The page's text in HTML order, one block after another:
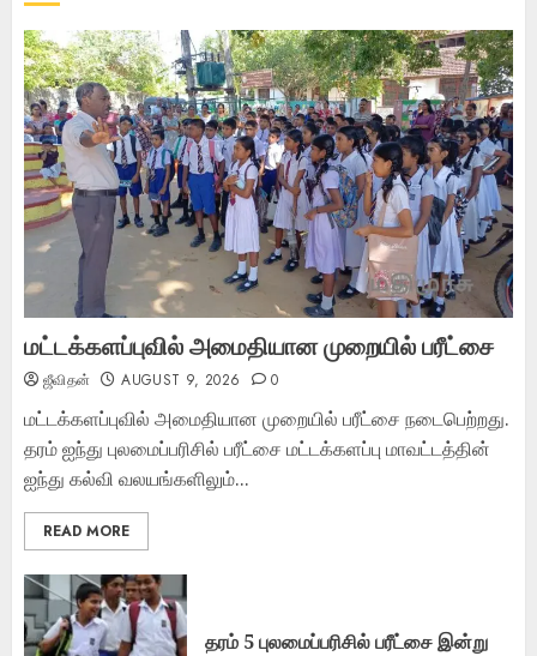
மட்டக்களப்புவில் அமைதியான முறையில் பரீட்சை
ஜீவிதன் AUGUST 9, 2026 0
மட்டக்களப்புவில் அமைதியான முறையில் பரீட்சை நடைபெற்றது.
தரம் ஐந்து புலமைப்பரிசில் பரீட்சை மட்டக்களப்பு மாவட்டத்தின்
ஐந்து கல்வி வலயங்களிலும்...
READ MORE
தரம் 5 புலமைப்பரிசில் பரீட்சை இன்று